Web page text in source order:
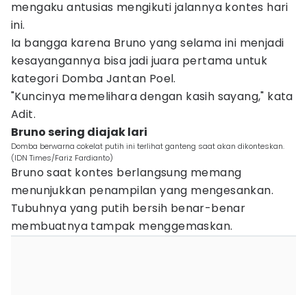
mengaku antusias mengikuti jalannya kontes hari
ini.
Ia bangga karena Bruno yang selama ini menjadi
kesayangannya bisa jadi juara pertama untuk
kategori Domba Jantan Poel.
"Kuncinya memelihara dengan kasih sayang," kata
Adit.
Bruno sering diajak lari
Domba berwarna cokelat putih ini terlihat ganteng saat akan dikonteskan.
(IDN Times/Fariz Fardianto)
Bruno saat kontes berlangsung memang
menunjukkan penampilan yang mengesankan.
Tubuhnya yang putih bersih benar-benar
membuatnya tampak menggemaskan.